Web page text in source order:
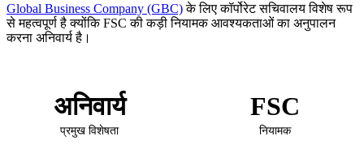
Global Business Company (GBC)के लिए कॉर्पोरेट सचिवालय विशेष रूप
से महत्वपूर्ण है क्योंकि FSC की कड़ी नियामक आवश्यकताओं का अनुपालन
करना अनिवार्य है।
अनिवार्य
प्रमुख विशेषता
FSC
नियामक